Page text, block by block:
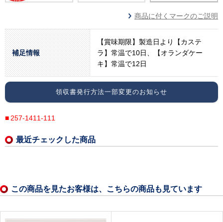
商品に付くマークのご説明
補足情報
【賞味期限】製造日より【カステ
ラ】常温で10日、【オランダケー
キ】常温で12日
領収書発行方法一部変更のお知らせ
257-1411-111
最近チェックした商品
この商品を見たお客様は、こちらの商品も見ています